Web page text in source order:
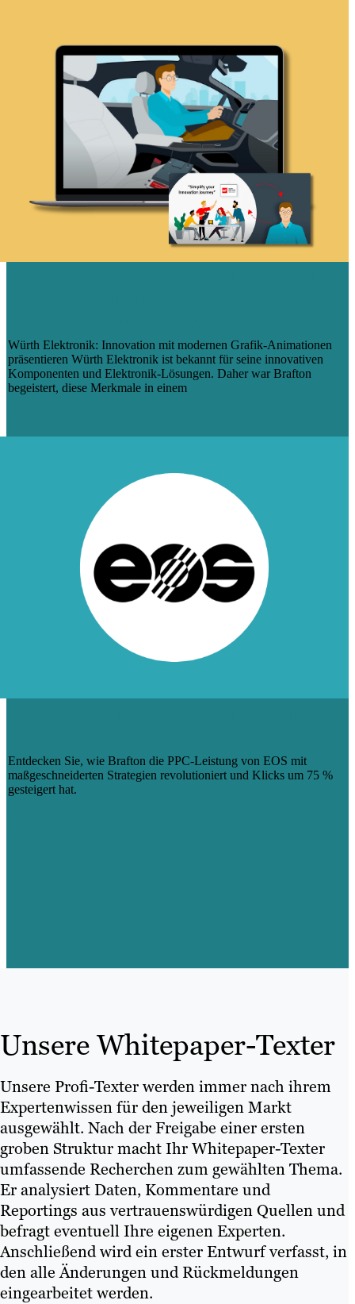
Würth Elektronik: Innovation mit modernen Grafik-Animationen
präsentieren Würth Elektronik ist bekannt für seine innovativen
Komponenten und Elektronik-Lösungen. Daher war Brafton
begeistert, diese Merkmale in einem
Entdecken Sie, wie Brafton die PPC-Leistung von EOS mit
maßgeschneiderten Strategien revolutioniert und Klicks um 75 %
gesteigert hat.
Unsere Whitepaper-Texter
Unsere Profi-Texter werden immer nach ihrem
Expertenwissen für den jeweiligen Markt
ausgewählt. Nach der Freigabe einer ersten
groben Struktur macht Ihr Whitepaper-Texter
umfassende Recherchen zum gewählten Thema.
Er analysiert Daten, Kommentare und
Reportings aus vertrauenswürdigen Quellen und
befragt eventuell Ihre eigenen Experten.
Anschließend wird ein erster Entwurf verfasst, in
den alle Änderungen und Rückmeldungen
eingearbeitet werden.